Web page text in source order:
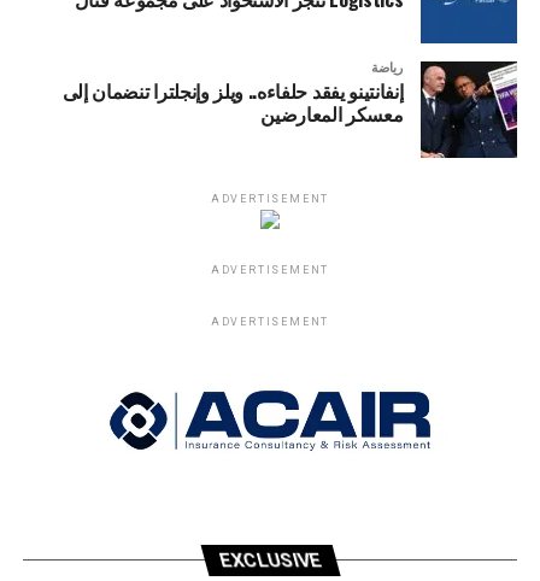
رياضة
إنفانتينو يفقد حلفاءه.. ويلز وإنجلترا تنضمان إلى
معسكر المعارضين
ADVERTISEMENT
ADVERTISEMENT
ADVERTISEMENT
EXCLUSIVE